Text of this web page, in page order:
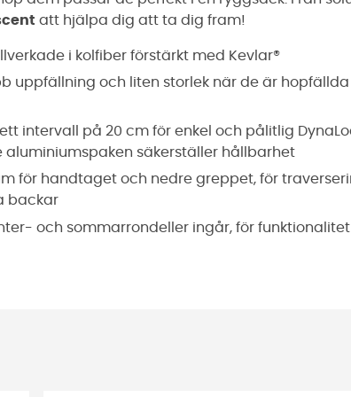
att hjälpa dig att ta dig fram!
i kolfiber förstärkt med Kevlar®
uppfällning och liten storlek när de är
intervall på 20 cm för enkel och pålitlig
aluminiumspaken säkerställer hållbarhet
för handtaget och nedre greppet, för
backar
och sommarrondeller ingår, för